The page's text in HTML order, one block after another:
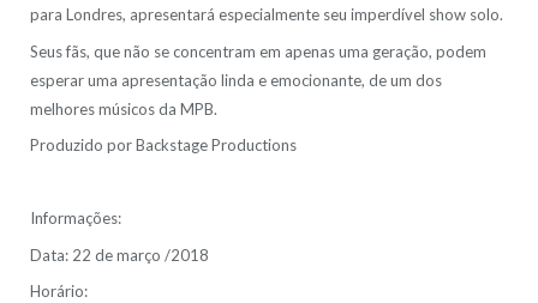
para Londres, apresentará especialmente seu imperdível show solo.
Seus fãs, que não se concentram em apenas uma geração, podem
esperar uma apresentação linda e emocionante, de um dos
melhores músicos da MPB.
Produzido por Backstage Productions
Informações:
Data: 22 de março /2018
Horário: